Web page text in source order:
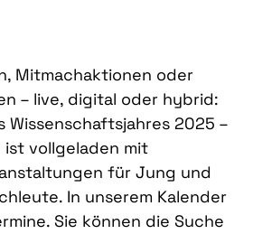
Mitmachaktionen oder
– live, digital oder hybrid:
Wissenschaftsjahres 2025 –
vollgeladen mit
für Jung und
In unserem Kalender
Sie können die Suche